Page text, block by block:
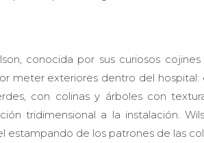
conocida por sus curiosos
meter exteriores dentro del
con colinas y árboles con
tridimensional a la instalación.
estampando de los patrones de las